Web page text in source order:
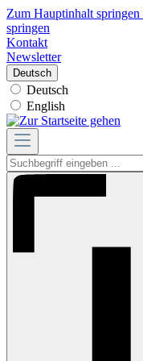
Zum Hauptinhalt springen
springen
Kontakt
Newsletter
Deutsch
Deutsch
English